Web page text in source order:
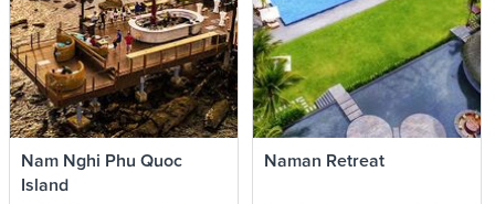
Nam Nghi Phu Quoc
Island
Naman Retreat